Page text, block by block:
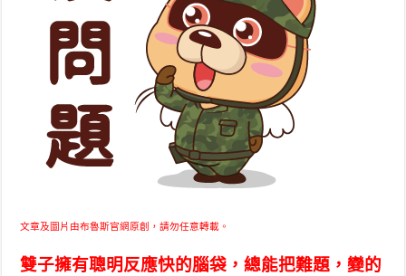
文章及圖片由布魯斯官網原創，請勿任意轉載。
雙子擁有聰明反應快的腦袋，總能把難題，變的